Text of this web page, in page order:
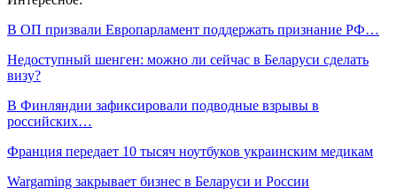
В ОП призвали Европарламент поддержать признание РФ…
Недоступный шенген: можно ли сейчас в Беларуси сделать
визу?
В Финляндии зафиксировали подводные взрывы в
российских…
Франция передает 10 тысяч ноутбуков украинским медикам
Wargaming закрывает бизнес в Беларуси и России